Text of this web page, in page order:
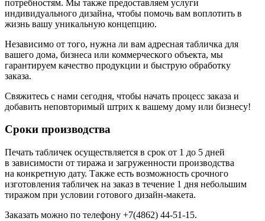
потребностям. Мы также предоставляем услуги
индивидуального дизайна, чтобы помочь вам воплотить в
жизнь вашу уникальную концепцию.
Независимо от того, нужна ли вам адресная табличка для
вашего дома, бизнеса или коммерческого объекта, мы
гарантируем качество продукции и быструю обработку
заказа.
Свяжитесь с нами сегодня, чтобы начать процесс заказа и
добавить неповторимый штрих к вашему дому или бизнесу!
Сроки производства
Печать табличек осуществляется в срок от 1 до 5 дней
в зависимости от тиража и загруженности производства
на конкретную дату. Также есть возможность срочного
изготовления табличек на заказ в течение 1 дня небольшим
тиражом при условии готового дизайн-макета.
Заказать можно по телефону +7(4862) 44-51-15.